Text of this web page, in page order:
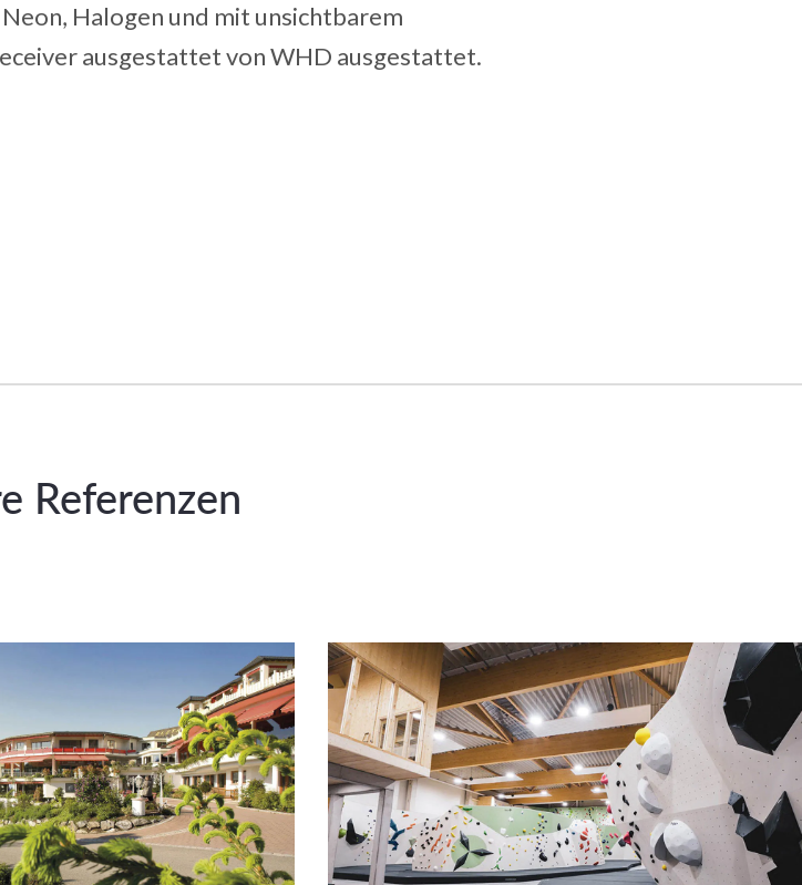
Halogen und mit unsichtbarem
ausgestattet von WHD ausgestattet.
Referenzen